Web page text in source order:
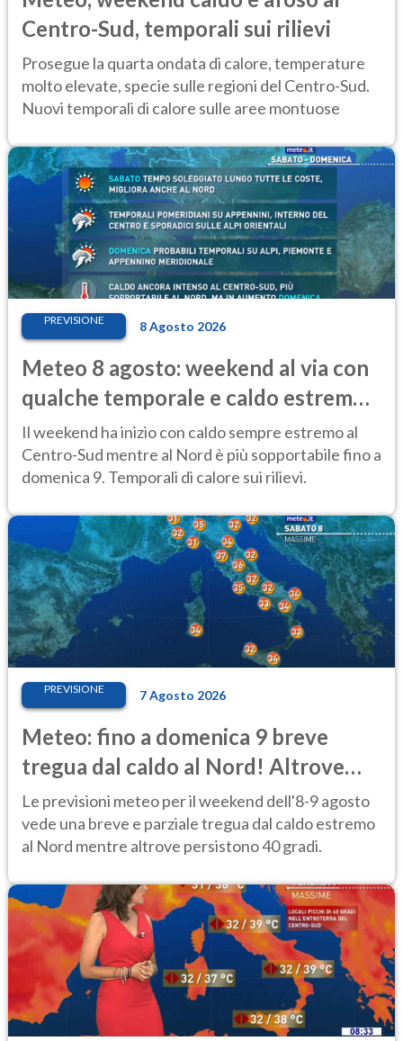
Centro-Sud, temporali sui rilievi
Prosegue la quarta ondata di calore, temperature
molto elevate, specie sulle regioni del Centro-Sud.
Nuovi temporali di calore sulle aree montuose
PREVISIONE 8 Agosto 2026
Meteo 8 agosto: weekend al via con
qualche temporale e caldo estremo
al Centro-Sud
Il weekend ha inizio con caldo sempre estremo al
Centro-Sud mentre al Nord è più sopportabile fino a
domenica 9. Temporali di calore sui rilievi.
PREVISIONE 7 Agosto 2026
Meteo: fino a domenica 9 breve
tregua dal caldo al Nord! Altrove
calura e afa
Le previsioni meteo per il weekend dell'8-9 agosto
vede una breve e parziale tregua dal caldo estremo
al Nord mentre altrove persistono 40 gradi.